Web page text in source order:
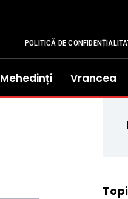
POLITICĂ DE
Mehedinți Vrancea